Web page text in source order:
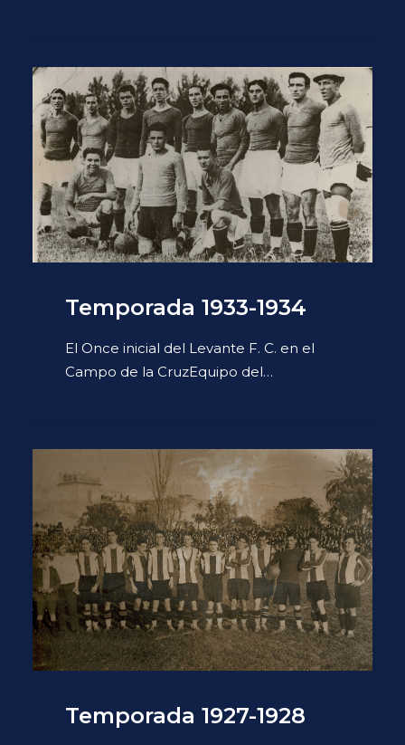
Temporada 1933-1934
El Once inicial del Levante F. C. en el
Campo de la CruzEquipo del…
Temporada 1927-1928